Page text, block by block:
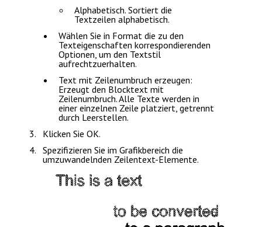
Alphabetisch. Sortiert die
Textzeilen alphabetisch.
Wählen Sie in Format die zu den
Texteigenschaften korrespondierenden
Optionen, um den Textstil
aufrechtzuerhalten.
Text mit Zeilenumbruch erzeugen:
Erzeugt den Blocktext mit
Zeilenumbruch. Alle Texte werden in
einer einzelnen Zeile platziert, getrennt
durch Leerstellen.
Klicken SieOK.
Spezifizieren Sie im Grafikbereich die
umzuwandelnden Zeilentext-Elemente.